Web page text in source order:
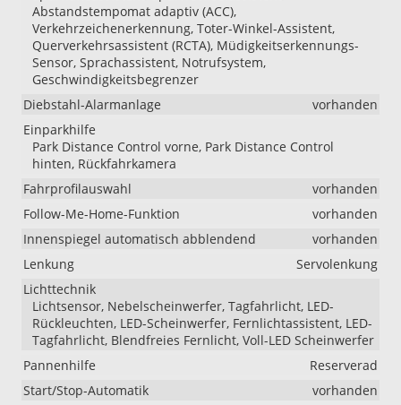
Abstandstempomat adaptiv (ACC),
Verkehrzeichenerkennung, Toter-Winkel-Assistent,
Querverkehrsassistent (RCTA), Müdigkeitserkennungs-
Sensor, Sprachassistent, Notrufsystem,
Geschwindigkeitsbegrenzer
Diebstahl-Alarmanlage
vorhanden
Einparkhilfe
Park Distance Control vorne, Park Distance Control
hinten, Rückfahrkamera
Fahrprofilauswahl
vorhanden
Follow-Me-Home-Funktion
vorhanden
Innenspiegel automatisch abblendend
vorhanden
Lenkung
Servolenkung
Lichttechnik
Lichtsensor, Nebelscheinwerfer, Tagfahrlicht, LED-
Rückleuchten, LED-Scheinwerfer, Fernlichtassistent, LED-
Tagfahrlicht, Blendfreies Fernlicht, Voll-LED Scheinwerfer
Pannenhilfe
Reserverad
Start/Stop-Automatik
vorhanden